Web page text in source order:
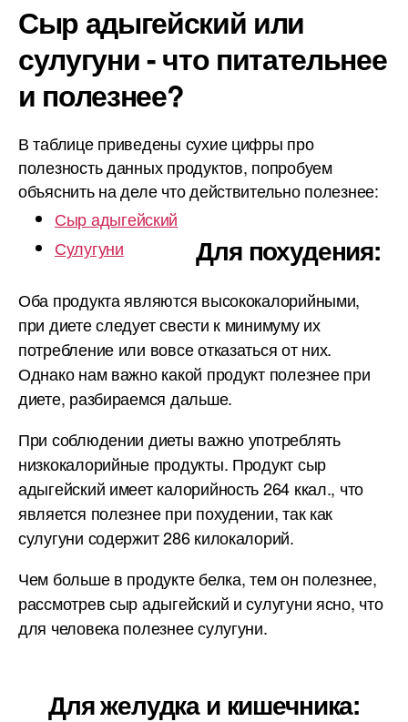
Сыр адыгейский или
сулугуни - что питательнее
и полезнее?
В таблице приведены сухие цифры про
полезность данных продуктов, попробуем
объяснить на деле что действительно полезнее:
Сыр адыгейский
Сулугуни
Для похудения:
Оба продукта являются высококалорийными,
при диете следует свести к минимуму их
потребление или вовсе отказаться от них.
Однако нам важно какой продукт полезнее при
диете, разбираемся дальше.
При соблюдении диеты важно употреблять
низкокалорийные продукты. Продукт сыр
адыгейский имеет калорийность 264 ккал., что
является полезнее при похудении, так как
сулугуни содержит 286 килокалорий.
Чем больше в продукте белка, тем он полезнее,
рассмотрев сыр адыгейский и сулугуни ясно, что
для человека полезнее сулугуни.
Для желудка и кишечника: